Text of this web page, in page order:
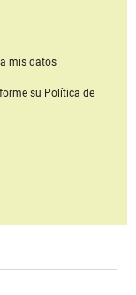
mis datos
su Política de